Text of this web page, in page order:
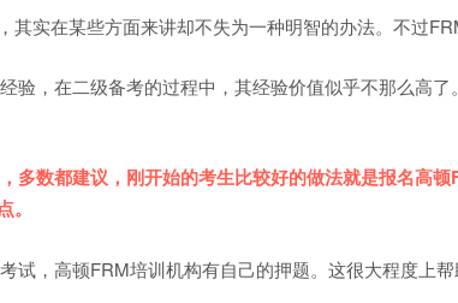
实在某些方面来讲却不失为一种明智的办法。不过
，在二级备考的过程中，其经验价值似乎不那么高了
数都建议，刚开始的考生比较好的做法就是报名高顿
，高顿FRM培训机构有自己的押题。这很大程度上帮